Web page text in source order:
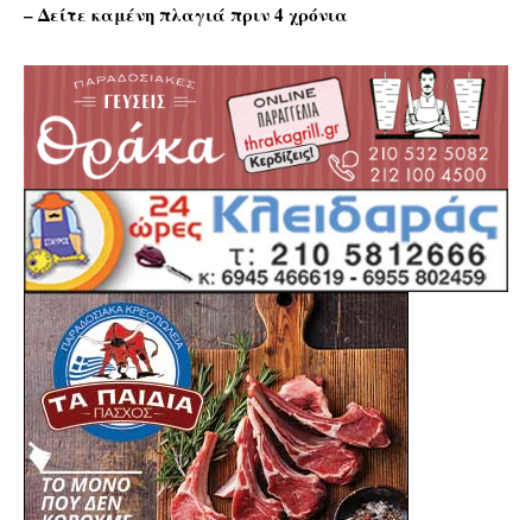
– Δείτε καμένη πλαγιά πριν 4 χρόνια